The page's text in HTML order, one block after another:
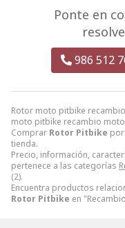
Rotor moto pitbike
moto pitbike recambio
Comprar Rotor Pitbike por
tienda.
Precio, información,
pertenece a las categorías
(2).
Encuentra productos
Rotor Pitbike en
Ponte en
986 512